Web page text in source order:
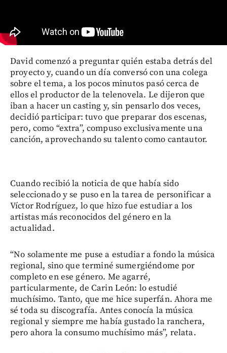
David comenzó a preguntar quién estaba detrás del
proyecto y, cuando un día conversó con una colega
sobre el tema, a los pocos minutos pasó cerca de
ellos el productor de la telenovela. Le dijeron que
iban a hacer un casting y, sin pensarlo dos veces,
decidió participar: tuvo que preparar dos escenas,
pero, como “extra”, compuso exclusivamente una
canción, aprovechando su talento como cantautor.
Cuando recibió la noticia de que había sido
seleccionado y se puso en la tarea de personificar a
Víctor Rodríguez, lo que hizo fue estudiar a los
artistas más reconocidos del género en la
actualidad.
“No solamente me puse a estudiar a fondo la música
regional, sino que terminé sumergiéndome por
completo en ese género. Me agarré,
particularmente, de Carin León: lo estudié
muchísimo. Tanto, que me hice superfán. Ahora me
sé toda su discografía. Antes conocía la música
regional y siempre me había gustado la ranchera,
pero ahora la consumo muchísimo más”, relata.